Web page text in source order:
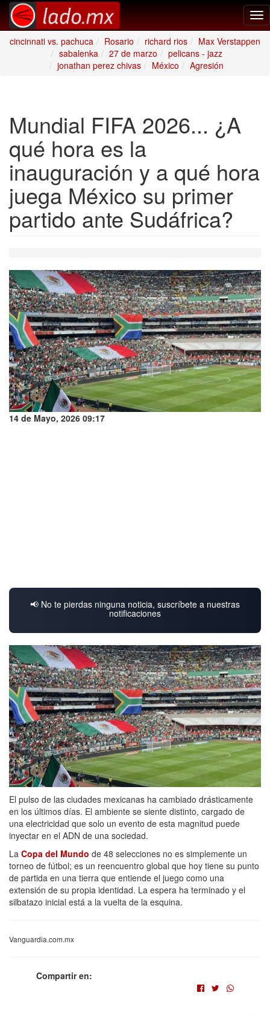
cincinnati vs. pachuca
Rosario richard rios
Max Verstappen
sabalenka
27 de marzo
pelicans - jazz
jonathan perez chivas
México Agresión
Mundial FIFA 2026... ¿A
qué hora es la
inauguración y a qué hora
juega México su primer
partido ante Sudáfrica?
14 de Mayo, 2026 09:17
📢 No te pierdas ninguna noticia, suscríbete a nuestras
notificaciones
El pulso de las ciudades mexicanas ha cambiado drásticamente
en los últimos días. El ambiente se siente distinto, cargado de
una electricidad que solo un evento de esta magnitud puede
inyectar en el ADN de una sociedad.
La Copa del Mundo de 48 selecciones no es simplemente un
torneo de fútbol; es un reencuentro global que hoy tiene su punto
de partida en una tierra que entiende el juego como una
extensión de su propia identidad. La espera ha terminado y el
silbatazo inicial está a la vuelta de la esquina.
Vanguardia.com.mx
Compartir en: